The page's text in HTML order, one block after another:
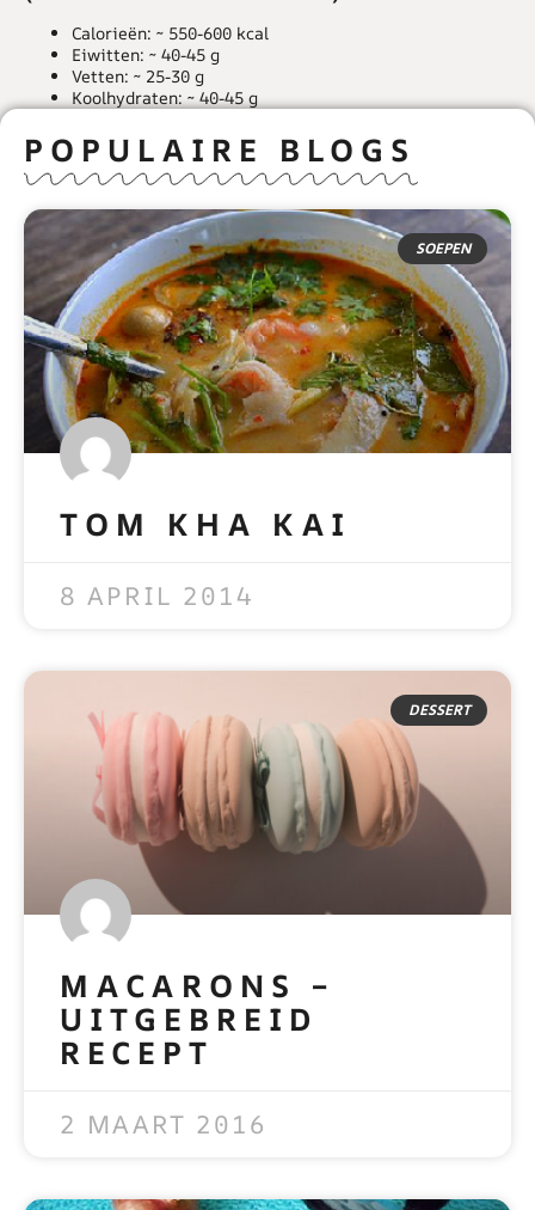
Calorieën: ~ 550-600 kcal
Eiwitten: ~ 40-45 g
Vetten: ~ 25-30 g
Koolhydraten: ~ 40-45 g
POPULAIRE BLOGS
SOEPEN
TOM KHA KAI
8 APRIL 2014
DESSERT
MACARONS –
UITGEBREID
RECEPT
2 MAART 2016